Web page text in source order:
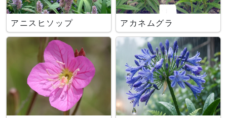
アニスヒソップ アカネムグラ